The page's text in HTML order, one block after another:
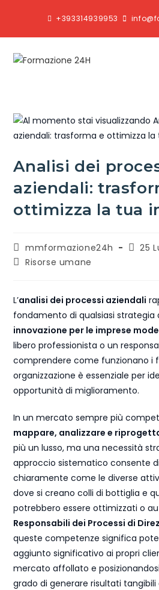
+393314939953
Analisi dei
aziendali:
ottimizza la tua
mmformazione24h
25
Risorse umane
L’analisi dei processi aziendali
fondamento di qualsiasi strategia
innovazione per le imprese
libero professionista o un
comprendere come funzionano i
organizzazione è essenziale per
opportunità di miglioramento.
In un mercato sempre più
mappare, analizzare e
più un lusso, ma una necessità
approccio sistematico consente
chiaramente come le diverse
dove si creano colli di bottiglia e
potrebbero essere ottimizzati o
Responsabili dei Processi di
queste competenze significa
aggiunto significativo ai propri
mercato affollato e
grado di generare risultati